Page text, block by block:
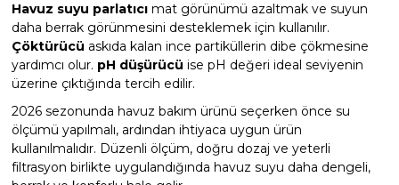
Havuz suyu parlatıcı mat görünümü azaltmak ve suyun
daha berrak görünmesini desteklemek için kullanılır.
Çöktürücü askıda kalan ince partiküllerin dibe çökmesine
yardımcı olur. pH düşürücü ise pH değeri ideal seviyenin
üzerine çıktığında tercih edilir.
2026 sezonunda havuz bakım ürünü seçerken önce su
ölçümü yapılmalı, ardından ihtiyaca uygun ürün
kullanılmalıdır. Düzenli ölçüm, doğru dozaj ve yeterli
filtrasyon birlikte uygulandığında havuz suyu daha dengeli,